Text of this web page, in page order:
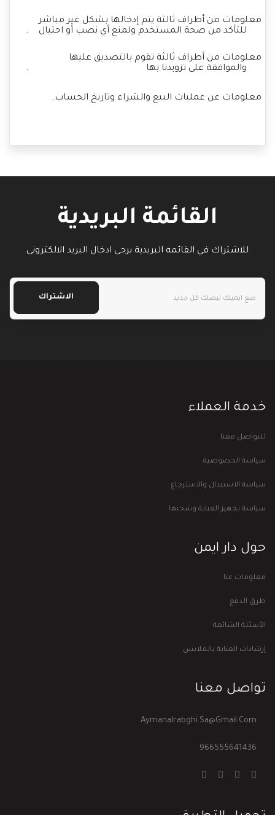
معلومات من أطراف ثالثة يتم إدخالها بشكل غير مباشر
للتأكد من صحة المستخدم ولمنع أي نصب أو احتيال
.
معلومات من أطراف ثالثة تقوم بالتصديق عليها
والموافقة على تزويدنا بها
.
معلومات عن عمليات البيع والشراء وتاريخ الحساب.
القائمة البريدية
للاشتراك في القائمه البريدية يرجى ادخال البريد الالكترونى
الاشتراك
خدمة العملاء
للتواصل معنا
سياسة الخصوصية
سياسة الاستبدال والاسترجاع
سياسة تجهيز العباية وشحنها
حول دار ايمن
معلومات عنا
طرق الدفع
الأسئلة الشائعة
إرشادات العناية بالملابس
تواصل معنا
Aymanalrabghi.sa@gmail.com
966555641436